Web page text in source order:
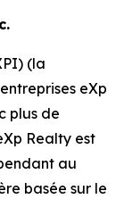
(la
eXp
plus de
Realty est
au
basée sur le